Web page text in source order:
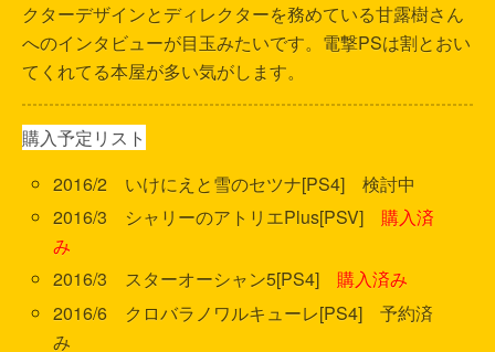
クターデザインとディレクターを務めている甘露樹さん
へのインタビューが目玉みたいです。電撃PSは割とおい
てくれてる本屋が多い気がします。
購入予定リスト
2016/2 いけにえと雪のセツナ[PS4] 検討中
2016/3 シャリーのアトリエPlus[PSV]購入済
み
2016/3 スターオーシャン5[PS4]購入済み
2016/6 クロバラノワルキューレ[PS4] 予約済
み